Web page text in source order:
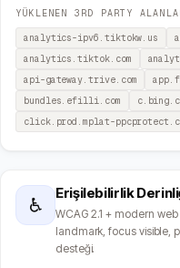
YÜKLENEN 3RD PARTY
analytics-ipv6.tiktokw.us
analytics.tiktok.com
api-gateway.trive.com
bundles.efilli.com
click.prod.mplat-
♿
Erişilebilirlik
WCAG 2.1 + modern
landmark, focus visible,
desteği.